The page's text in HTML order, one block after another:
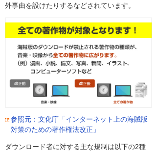
外事由を設けたりするなどされています。
参照元：文化庁「インターネット上の海賊版
対策のための著作権法改正」
ダウンロード者に対する主な規制は以下の2種